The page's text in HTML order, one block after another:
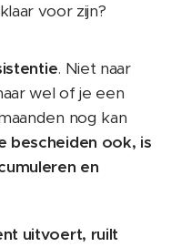
voor zijn?
. Niet naar
wel of je een
nog kan
bescheiden ook, is
en
uitvoert, ruilt